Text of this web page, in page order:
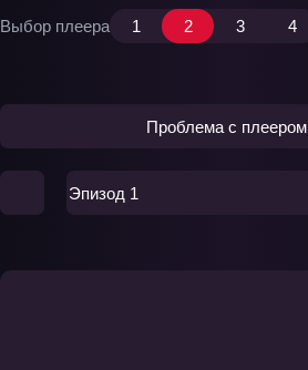
Выбор плеера 1 2 3 4
Проблема с плеером
Эпизод 1